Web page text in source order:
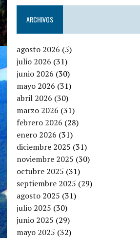
ARCHIVOS
agosto 2026 (5)
julio 2026 (31)
junio 2026 (30)
mayo 2026 (31)
abril 2026 (30)
marzo 2026 (31)
febrero 2026 (28)
enero 2026 (31)
diciembre 2025 (31)
noviembre 2025 (30)
octubre 2025 (31)
septiembre 2025 (29)
agosto 2025 (31)
julio 2025 (30)
junio 2025 (29)
mayo 2025 (32)